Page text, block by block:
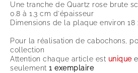
Une tranche de Quartz rose brute
0.8 à 1.3 cm d'épaisseur
Dimensions de la plaque environ 18
Pour la réalisation de cabochons,
collection
Attention chaque article est unique
seulement 1 exemplaire